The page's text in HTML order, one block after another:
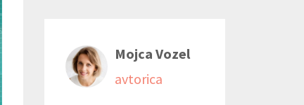
Mojca Vozel
avtorica